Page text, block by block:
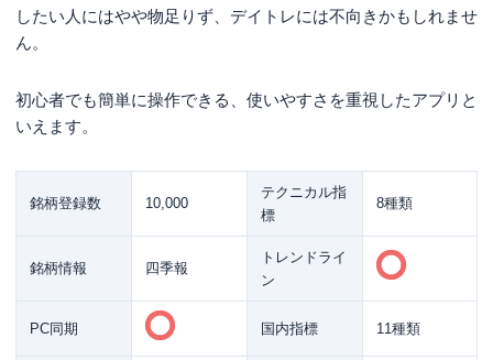
したい人にはやや物足りず、デイトレには不向きかもしれませ
ん。
初心者でも簡単に操作できる、使いやすさを重視したアプリと
いえます。
銘柄登録数 10,000
テクニカル指
標
8種類
銘柄情報 四季報
トレンドライ
ン
PC同期 国内指標 11種類